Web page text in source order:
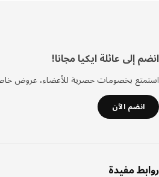
إلى عائلة ايكيا مجانا!
بخصومات حصرية للأعضاء، عروض خاصة،
انضم الآن
مفيدة